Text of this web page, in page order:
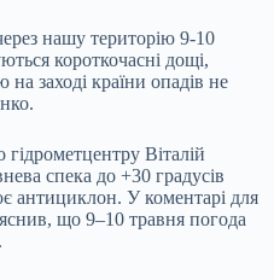
нашу територію 9-10
короткочасні дощі,
заході країни опадів не
Віталій
спека до +30 градусів
антициклон. У коментарі для
що 9–10 травня погода